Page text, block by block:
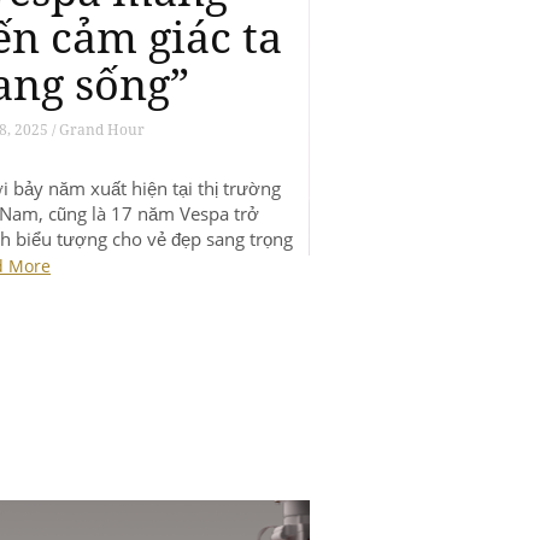
cảm giác ta
sống”
2025 / Grand Hour
bảy năm xuất hiện tại thị trường
cũng là 17 năm Vespa trở
biểu tượng cho vẻ đẹp sang trọng
lịch, là đại diện cho cốt cách Ý
More